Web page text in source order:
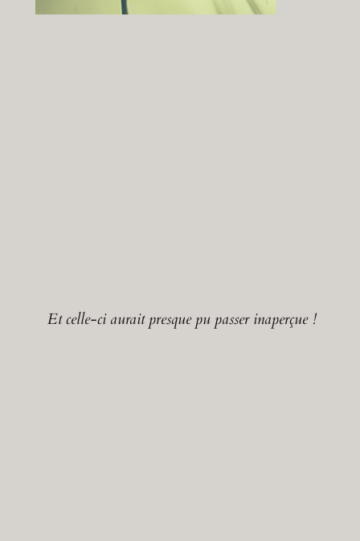
Et celle-ci aurait presque pu passer inaperçue !